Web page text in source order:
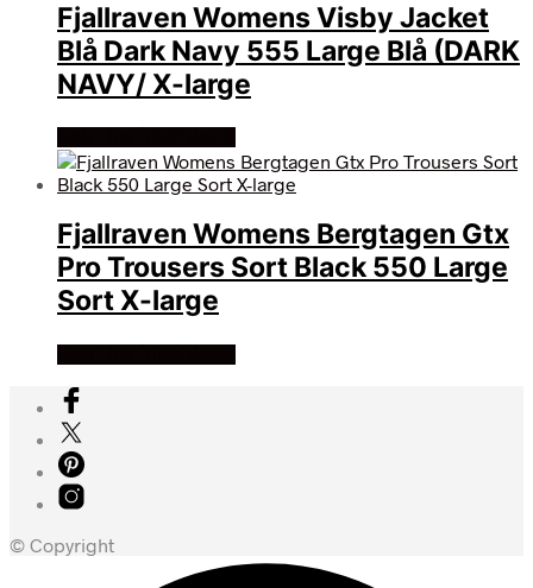
Fjallraven Womens Visby Jacket
Blå Dark Navy 555 Large Blå (DARK
NAVY/ X-large
Fjallraven Womens Bergtagen Gtx
Pro Trousers Sort Black 550 Large
Sort X-large
© Copyright